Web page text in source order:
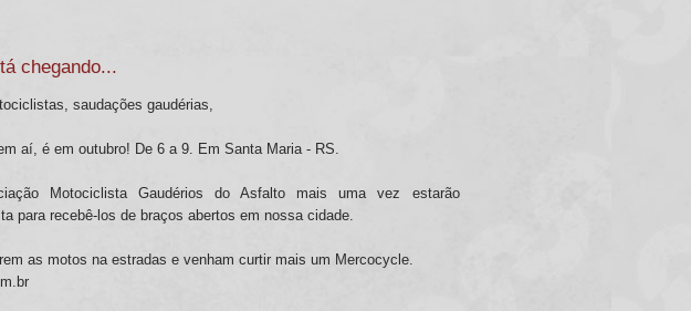
chegando...
saudações gaudérias,
aí, é em outubro! De 6 a 9. Em Santa Maria - RS.
Motociclista Gaudérios do Asfalto mais uma vez estarão
para recebê-los de braços abertos em nossa cidade.
as motos na estradas e venham curtir mais um Mercocycle.